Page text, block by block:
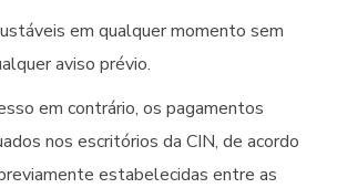
em qualquer momento sem
aviso prévio.
em contrário, os pagamentos
nos escritórios da CIN, de acordo
estabelecidas entre as